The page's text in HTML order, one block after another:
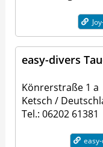
easy-divers
Könrerstraße 1 a
Ketsch /
Tel.: 06202 61381